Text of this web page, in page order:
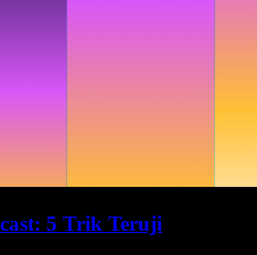
5 Trik Teruji